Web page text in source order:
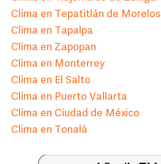
Clima en Tepatitlán de Morelos
Clima en Tapalpa
Clima en Zapopan
Clima en Monterrey
Clima en El Salto
Clima en Puerto Vallarta
Clima en Ciudad de México
Clima en Tonalá